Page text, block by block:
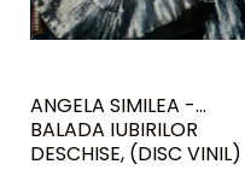
ANGELA SIMILEA -
BALADA IUBIRILOR
DESCHISE, (DISC VINIL)